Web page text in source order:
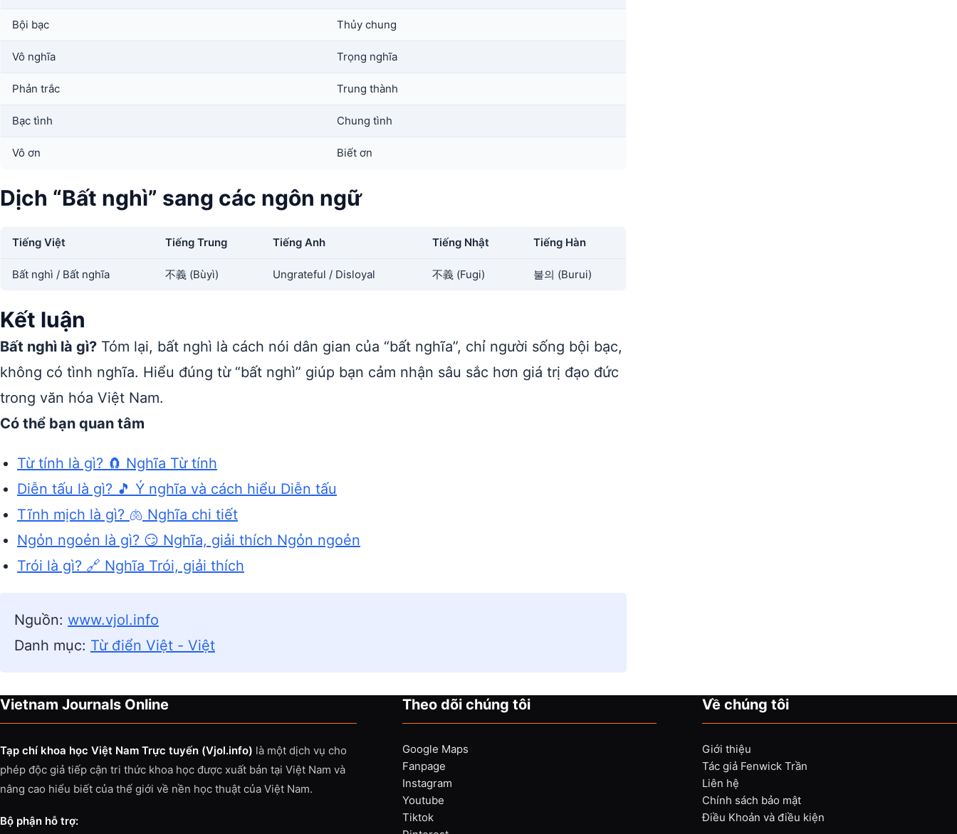
Bội bạc Thủy chung
Vô nghĩa Trọng nghĩa
Phản trắc Trung thành
Bạc tình Chung tình
Vô ơn Biết ơn
Dịch “Bất nghì” sang các ngôn ngữ
Tiếng Việt Tiếng Trung Tiếng Anh Tiếng Nhật Tiếng Hàn
Bất nghì / Bất nghĩa 不義 (Bùyì) Ungrateful / Disloyal 不義 (Fugi) 불의 (Burui)
Kết luận
Bất nghì là gì? Tóm lại, bất nghì là cách nói dân gian của “bất nghĩa”, chỉ người sống bội bạc,
không có tình nghĩa. Hiểu đúng từ “bất nghì” giúp bạn cảm nhận sâu sắc hơn giá trị đạo đức
trong văn hóa Việt Nam.
Có thể bạn quan tâm
Từ tính là gì? 🧲 Nghĩa Từ tính
Diễn tấu là gì? 🎵 Ý nghĩa và cách hiểu Diễn tấu
Tĩnh mịch là gì? 🫁 Nghĩa chi tiết
Ngỏn ngoẻn là gì? 😏 Nghĩa, giải thích Ngỏn ngoẻn
Trói là gì? 🔗 Nghĩa Trói, giải thích
Nguồn: www.vjol.info
Danh mục: Từ điển Việt - Việt
Vietnam Journals Online
Tạp chí khoa học Việt Nam Trực tuyến (Vjol.info) là một dịch vụ cho
phép độc giả tiếp cận tri thức khoa học được xuất bản tại Việt Nam và
nâng cao hiểu biết của thế giới về nền học thuật của Việt Nam.
Bộ phận hỗ trợ:
Theo dõi chúng tôi
Google Maps
Fanpage
Instagram
Youtube
Tiktok
Về chúng tôi
Giới thiệu
Tác giả Fenwick Trần
Liên hệ
Chính sách bảo mật
Điều Khoản và điều kiện